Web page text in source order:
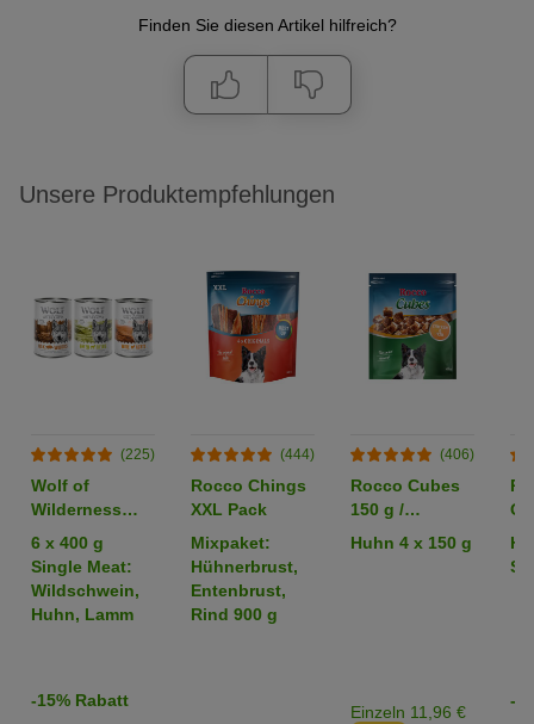
Finden Sie diesen Artikel hilfreich?
Unsere Produktempfehlungen
(225)
Wolf of
Wilderness
Adult -
Mixpaket
6 x 400 g
Single Meat:
Wildschwein,
Huhn, Lamm
-15% Rabatt
(444)
Rocco Chings
XXL Pack
Mixpaket:
Hühnerbrust,
Entenbrust,
Rind 900 g
(406)
Rocco Cubes
150 g /
Sparpaket %
Huhn 4 x 150 g
Einzeln 11,96 €
-